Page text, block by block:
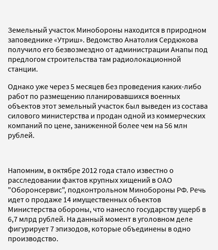
Земельный участок Минобороны находится в природном
заповеднике «Утриш». Ведомство Анатолия Сердюкова
получило его безвозмездно от администрации Анапы под
предлогом строительства там радиолокационной
станции.
Однако уже через 5 месяцев без проведения каких-либо
работ по размещению планировавшихся военных
объектов этот земельный участок был выведен из состава
силового министерства и продан одной из коммерческих
компаний по цене, заниженной более чем на 56 млн
рублей.
Напомним, в октябре 2012 года стало известно о
расследовании фактов крупных хищений в ОАО
"Оборонсервис", подконтрольном Минобороны РФ. Речь
идет о продаже 14 имущественных объектов
Министерства обороны, что нанесло государству ущерб в
6,7 млрд рублей. На данный момент в уголовном деле
фигурирует 7 эпизодов, которые объединены в одно
производство.